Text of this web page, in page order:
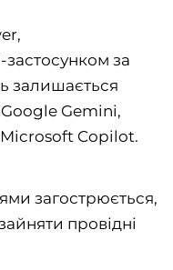
за
залишається
Google Gemini,
Copilot.
загострюється,
провідні